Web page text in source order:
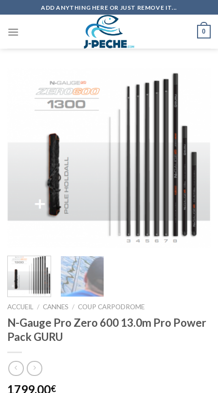
to
content
ADD ANYTHING HERE OR JUST REMOVE IT...
0
ACCUEIL / CANNES / COUP CARPODROME
N-Gauge Pro Zero 600 13.0m Pro Power
Pack GURU
1799,00€